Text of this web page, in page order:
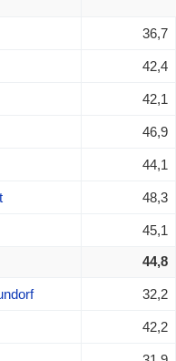
36,7
42,4
42,1
46,9
44,1
48,3
45,1
44,8
32,2
42,2